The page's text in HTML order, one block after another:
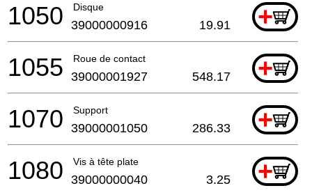
Disque +
1050 39000000916 19.91
Roue de contact +
1055 39000001927 548.17
Support +
1070 39000001050 286.33
Vis à tête plate +
1080 39000000040 3.25